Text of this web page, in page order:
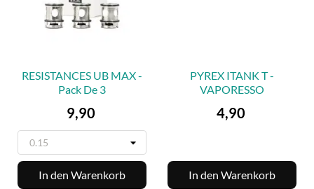
RESISTANCES UB MAX -
Pack De 3
Preis
9,90
In den Warenkorb
PYREX ITANK T -
VAPORESSO
Preis
4,90
In den Warenkorb